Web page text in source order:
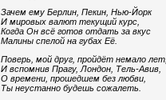
Зачем ему Берлин, Пекин, Нью-Йорк
И мировых валют текущий курс,
Когда Он всё готов отдать за вкус
Малины спелой на губах Её.
Поверь, мой друг, пройдёт немало лет,
И вспомнив Прагу, Лондон, Тель-Авив,
О времени, прошедшем без любви,
Ты неустанно будешь сожалеть.